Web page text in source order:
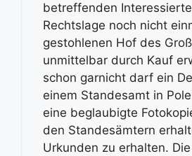
betreffenden
Rechtslage noch nicht
gestohlenen Hof des
unmittelbar durch Kauf
schon garnicht darf ein
einem Standesamt in
eine beglaubigte
den Standesämtern
Urkunden zu erhalten.